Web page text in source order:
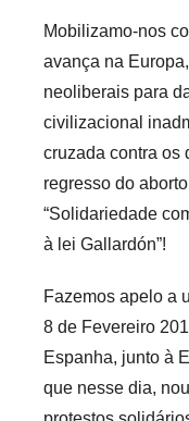
Mobilizamo-nos
avança na
neoliberais para
civilizacional
cruzada contra os
regresso do
“Solidariedade
à lei Gallardón”!
Fazemos apelo a
8 de Fevereiro
Espanha, junto à
que nesse dia,